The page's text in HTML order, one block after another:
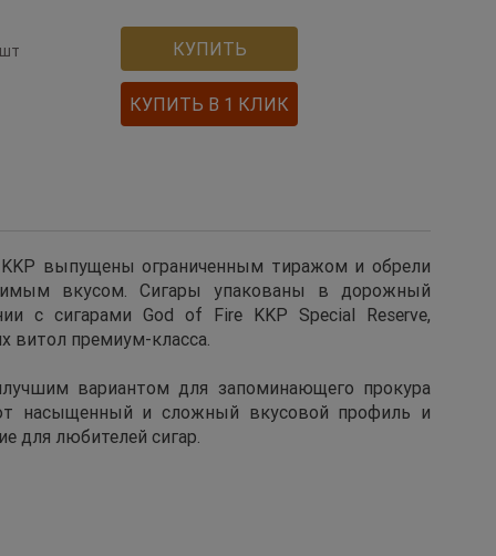
КУПИТЬ
КУПИТЬ В 1 КЛИК
выпущены ограниченным тиражом и обрели
вкусом. Сигары упакованы в дорожный
с сигарами God of Fire KKP Special Reserve,
витол премиум-класса.
вариантом для запоминающего прокура
насыщенный и сложный вкусовой профиль и
для любителей сигар.